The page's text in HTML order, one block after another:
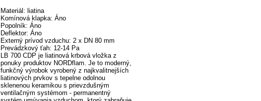
Materiál: liatina
Komínová klapka: Áno
Popolník: Áno
Deflektor: Áno
Externý prívod vzduchu: 2 x DN 80 mm
Prevádzkový ťah: 12-14 Pa
LB 700 CDP je liatinová krbová vložka z
ponuky produktov NORDflam. Je to moderný,
funkčný výrobok vyrobený z najkvalitnejších
liatinových prvkov s tepelne odolnou
sklenenou keramikou s prievzdušným
ventilačným systémom - permanentný